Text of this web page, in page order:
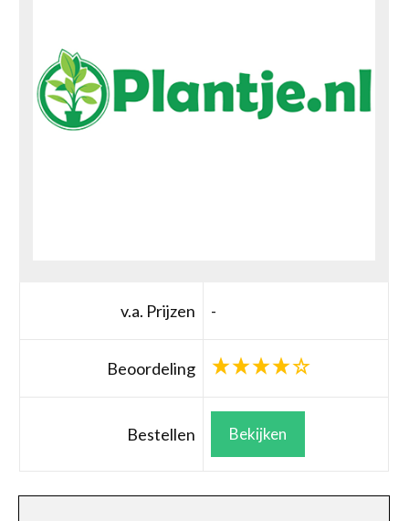
v.a. Prijzen -
Beoordeling
Bestellen Bekijken